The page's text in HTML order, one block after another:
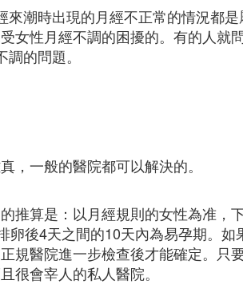
潮時出現的月經不正常的情況都是
女性月經不調的困擾的。有的人就
的問題。
，一般的醫院都可以解決的。
推算是：以月經規則的女性為准，
卵後4天之間的10天內為易孕期。如
規醫院進一步檢查後才能確定。只
很會宰人的私人醫院。